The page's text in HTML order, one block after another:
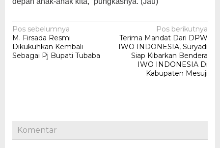
Navigasi
pos
Pos sebelumnya
M. Firsada Resmi
Dikukuhkan Kembali
Sebagai Pj Bupati Tubaba
Pos berikutnya
Terima Mandat Dari DPW
IWO INDONESIA, Suryadi
Siap Kibarkan Bendera
IWO INDONESIA Di
Kabupaten Mesuji
Komentar